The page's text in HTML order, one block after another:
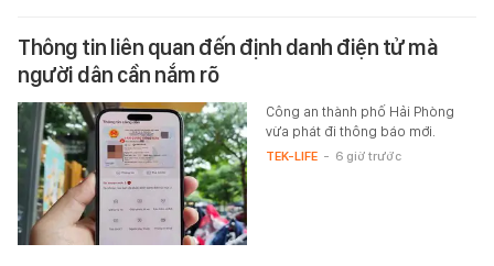
Thông tin liên quan đến định danh điện tử mà
người dân cần nắm rõ
Công an thành phố Hải Phòng
vừa phát đi thông báo mới.
TEK-LIFE - 6 giờ trước